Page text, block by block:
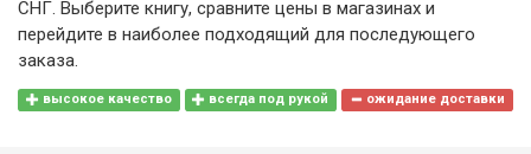
СНГ. Выберите книгу, сравните цены в магазинах и
перейдите в наиболее подходящий для последующего
заказа.
высокое качество всегда под рукой ожидание доставки